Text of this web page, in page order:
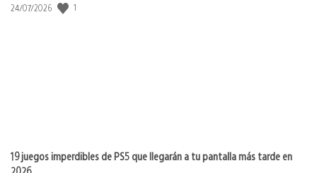
Fecha
24/07/2026 1
19 juegos imperdibles de PS5 que llegarán a tu pantalla más tarde en